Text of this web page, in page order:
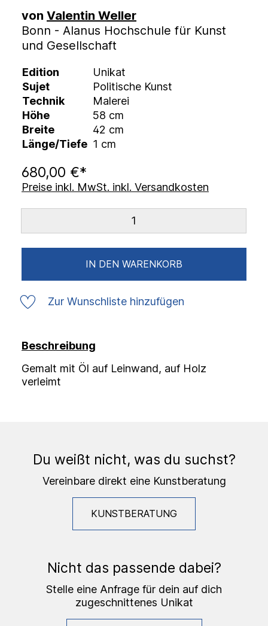
von Valentin Weller
Bonn - Alanus Hochschule für Kunst
und Gesellschaft
Edition
Unikat
Sujet
Politische Kunst
Technik
Malerei
Höhe
58 cm
Breite
42 cm
Länge/Tiefe 1 cm
680,00 €*
Preise inkl. MwSt. inkl. Versandkosten
IN DEN WARENKORB
Zur Wunschliste hinzufügen
Beschreibung
Gemalt mit Öl auf Leinwand, auf Holz
verleimt
Du weißt nicht, was du suchst?
Vereinbare direkt eine Kunstberatung
KUNSTBERATUNG
Nicht das passende dabei?
Stelle eine Anfrage für dein auf dich
zugeschnittenes Unikat